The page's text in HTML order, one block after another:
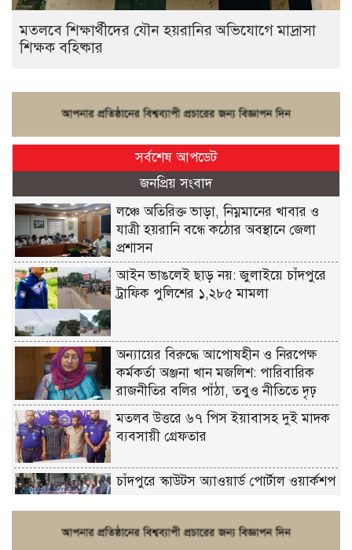
মতলবে শিক্ষার্থীদের যৌন হয়রানির অভিযোগে মাদ্রাসা
শিক্ষক বহিষ্কার
সর্বশেষ আপডেট
জনপ্রিয় সংবাদ
লঞ্চে অতিরিক্ত ভাড়া, নিম্নমানের খাবার ও
যাত্রী হয়রানি বন্ধে কঠোর অবস্থানে জেলা
প্রশাসন
আইন ভাঙলেই ছাড় নয়: জুলাইয়ে চাঁদপুরে
ট্রাফিক পুলিশের ১,২৮৫ মামলা
অন্যায়ের বিরুদ্ধে আপোষহীন ও নিরপেক্ষ
কর্মকর্তা অঞ্জনা খান মজলিশ: পারিবারিক
রাজনীতির বলির পাঁঠা, তবুও নীতিতে দৃঢ়
মতলব উত্তরে ৬৭ পিস ইয়াবাসহ দুই মাদক
ব্যবসায়ী গ্রেফতার
চাঁদপুরে স্কাউটস অ্যাওয়ার্ড পোর্টাল ওয়ার্কশপ